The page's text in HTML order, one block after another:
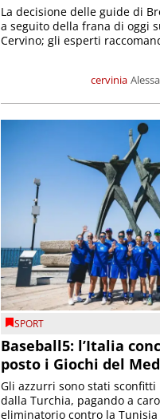
cervinia
La decisione delle guide di
a seguito della frana di oggi
Cervino; gli esperti
SPORT
Baseball5: l’Italia
posto i Giochi del
Gli azzurri sono stati
dalla Turchia, pagando a
eliminatorio contro la Tunisia